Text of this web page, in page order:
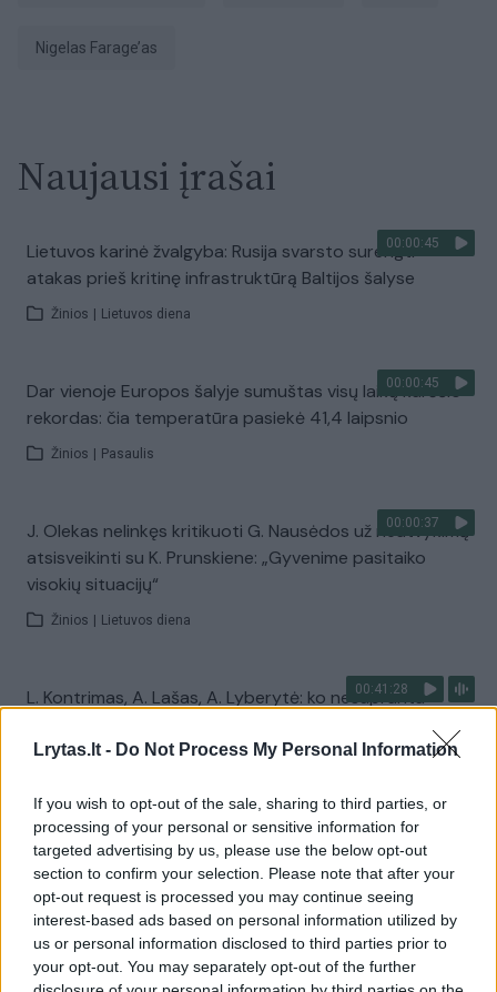
Lrytas.lt - Do Not Process My Personal Information
If you wish to opt-out of the sale, sharing to third parties, or
processing of your personal or sensitive information for
targeted advertising by us, please use the below opt-out
section to confirm your selection. Please note that after your
opt-out request is processed you may continue seeing
interest-based ads based on personal information utilized by
us or personal information disclosed to third parties prior to
your opt-out. You may separately opt-out of the further
Nigelas Farage’as
Naujausi įrašai
00:00:45
Lietuvos karinė žvalgyba: Rusija svarsto surengti
atakas prieš kritinę infrastruktūrą Baltijos šalyse
Žinios Lietuvos diena
00:00:45
Dar vienoje Europos šalyje sumuštas visų laikų karščio
rekordas: čia temperatūra pasiekė 41,4 laipsnio
Žinios Pasaulis
00:00:37
J. Olekas nelinkęs kritikuoti G. Nausėdos už neatvykimą
atsisveikinti su K. Prunskiene: „Gyvenime pasitaiko
visokių situacijų“
Žinios Lietuvos diena
00:41:28
L. Kontrimas, A. Lašas, A. Lyberytė: ko nesupranta
Laidos | Lietuva tiesiogiai
Visi įrašai
Žiūrimiausi įrašai